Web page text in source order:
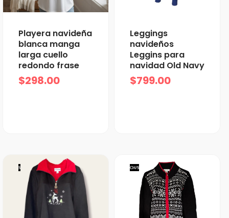
Playera navideña
blanca manga
larga cuello
redondo frase
$298.00
Leggings
navideños
Leggins para
navidad Old Navy
$799.00
S CH/S